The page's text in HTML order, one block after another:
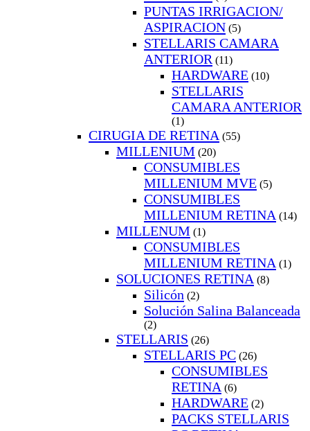
PUNTAS IRRIGACION/
ASPIRACION (5)
STELLARIS CAMARA
ANTERIOR (11)
HARDWARE (10)
STELLARIS
CAMARA ANTERIOR
(1)
CIRUGIA DE RETINA (55)
MILLENIUM (20)
CONSUMIBLES
MILLENIUM MVE (5)
CONSUMIBLES
MILLENIUM RETINA (14)
MILLENUM (1)
CONSUMIBLES
MILLENIUM RETINA (1)
SOLUCIONES RETINA (8)
Silicón (2)
Solución Salina Balanceada
(2)
STELLARIS (26)
STELLARIS PC (26)
CONSUMIBLES
RETINA (6)
HARDWARE (2)
PACKS STELLARIS